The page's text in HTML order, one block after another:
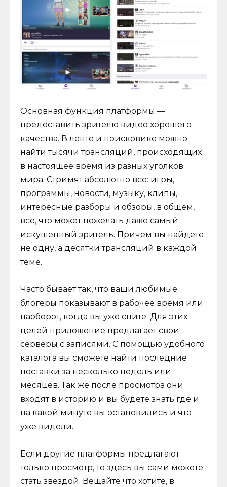
Основная функция платформы —
предоставить зрителю видео хорошего
качества. В ленте и поисковике можно
найти тысячи трансляций, происходящих
в настоящее время из разных уголков
мира. Стримят абсолютно все: игры,
программы, новости, музыку, клипы,
интересные разборы и обзоры, в общем,
все, что может пожелать даже самый
искушенный зритель. Причем вы найдете
не одну, а десятки трансляций в каждой
теме.
Часто бывает так, что ваши любимые
блогеры показывают в рабочее время или
наоборот, когда вы уже спите. Для этих
целей приложение предлагает свои
серверы с записями. С помощью удобного
каталога вы сможете найти последние
поставки за несколько недель или
месяцев. Так же после просмотра они
входят в историю и вы будете знать где и
на какой минуте вы остановились и что
уже видели.
Если другие платформы предлагают
только просмотр, то здесь вы сами можете
стать звездой. Вещайте что хотите, в